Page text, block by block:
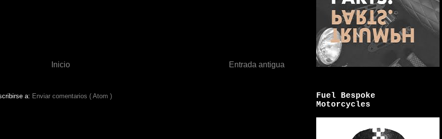
Entrada antigua
Inicio
a: Enviar comentarios ( Atom )
Fuel Bespoke
Motorcycles